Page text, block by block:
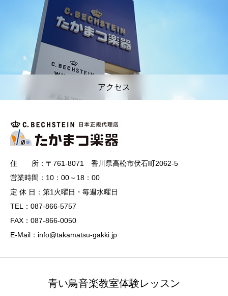
アクセス
住 所：〒761-8071 香川県高松市伏石町2062-5
営業時間：10：00～18：00
定 休 日：第1火曜日・毎週水曜日
TEL：087-866-5757
FAX：087-866-0050
E-Mail：info@takamatsu-gakki.jp
青い鳥音楽教室体験レッスン